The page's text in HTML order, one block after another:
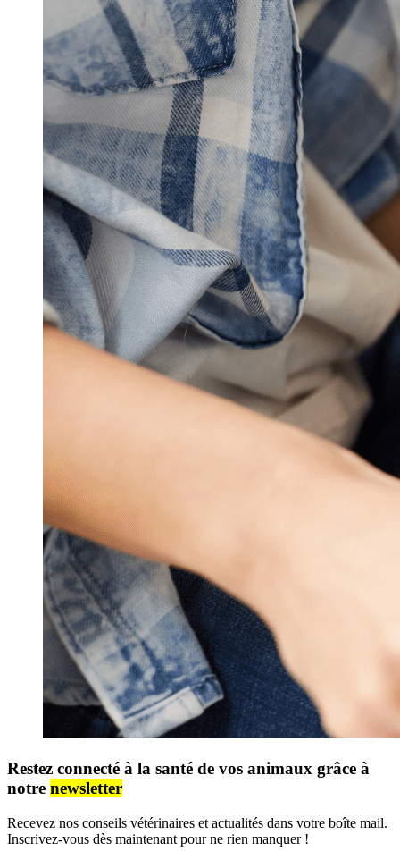
Restez connecté à la santé de vos animaux grâce à
notre newsletter
Recevez nos conseils vétérinaires et actualités dans votre boîte mail.
Inscrivez-vous dès maintenant pour ne rien manquer !